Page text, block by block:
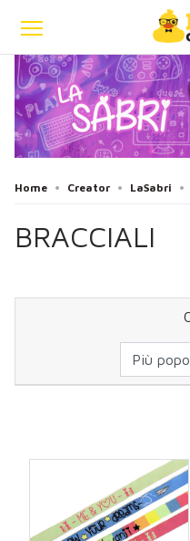
Home • Creator • LaSabri •
BRACCIALI